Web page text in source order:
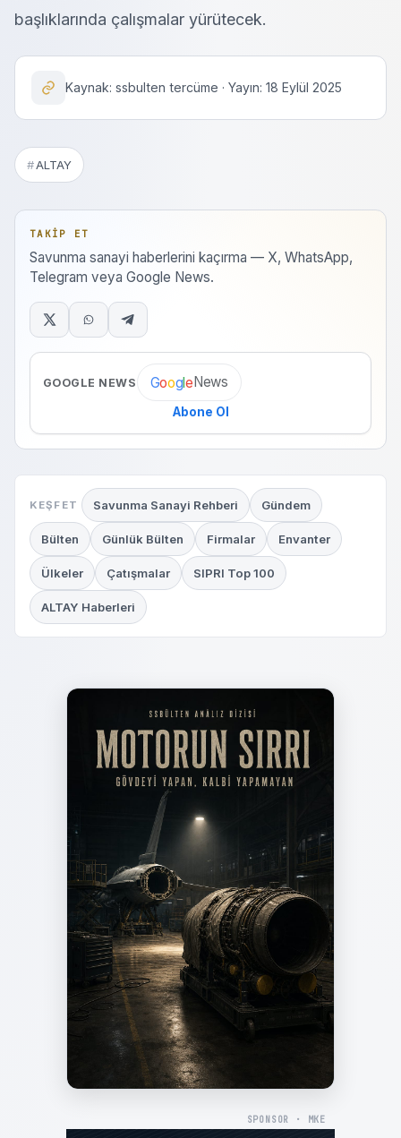
başlıklarında çalışmalar yürütecek.
Kaynak: ssbulten tercüme · Yayın: 18 Eylül 2025
ALTAY
TAKIP ET
Savunma sanayi haberlerini kaçırma — X, WhatsApp,
Telegram veya Google News.
GOOGLE NEWS GoogleNews
Abone Ol
KEŞFET Savunma Sanayi Rehberi Gündem
Bülten Günlük Bülten Firmalar Envanter
Ülkeler Çatışmalar SIPRI Top 100
ALTAY Haberleri
SPONSOR · MKE